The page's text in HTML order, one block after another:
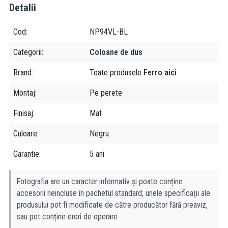
culoare: negru
negru mat, este o alegere excelentă pentru cei care caută un set
de duș modern, elegant și funcțional. Setul include un cap de duș
pară cu 3 funcții pentru o experiență de duș completă.
Avantaje:
Materiale de calitate superioară
Instalare ușoară și rapidă
Detalii
Cod NP94VL-BL
Categorii Coloane de dus
Brand Toate produsele Ferro aici
Montaj Pe perete
Finisaj Mat
Culoare Negru
Garantie 5 ani
Fotografia are un caracter informativ și poate conține
accesorii neincluse în pachetul standard; unele specificații ale
produsului pot fi modificate de către producător fără preaviz,
sau pot conține erori de operare